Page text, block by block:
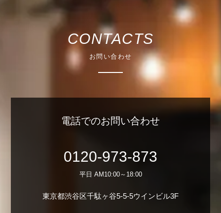
CONTACTS
お問い合わせ
電話でのお問い合わせ
0120-973-873
平日 AM10:00～18:00
東京都渋谷区千駄ヶ谷5-5-5ウインビル3F